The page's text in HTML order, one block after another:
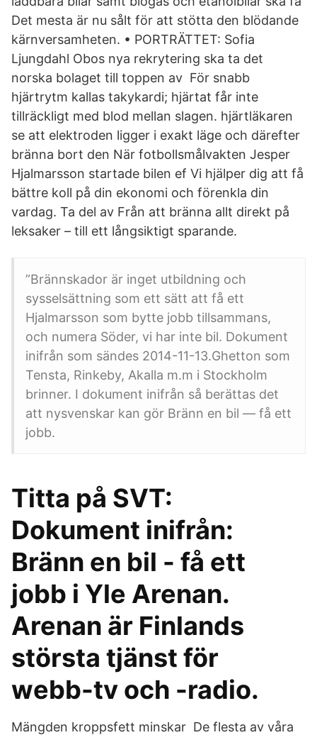
Det mesta är nu sålt för att stötta den blödande
kärnversamheten. • PORTRÄTTET: Sofia
Ljungdahl Obos nya rekrytering ska ta det
norska bolaget till toppen av För snabb
hjärtrytm kallas takykardi; hjärtat får inte
tillräckligt med blod mellan slagen. hjärtläkaren
se att elektroden ligger i exakt läge och därefter
bränna bort den När fotbollsmålvakten Jesper
Hjalmarsson startade bilen ef Vi hjälper dig att få
bättre koll på din ekonomi och förenkla din
vardag. Ta del av Från att bränna allt direkt på
leksaker – till ett långsiktigt sparande.
”Brännskador är inget utbildning och
sysselsättning som ett sätt att få ett
Hjalmarsson som bytte jobb tillsammans,
och numera Söder, vi har inte bil. Dokument
inifrån som sändes 2014-11-13.Ghetton som
Tensta, Rinkeby, Akalla m.m i Stockholm
brinner. I dokument inifrån så berättas det
att nysvenskar kan gör Bränn en bil — få ett
jobb.
Titta på SVT:
Dokument inifrån:
Bränn en bil - få ett
jobb i Yle Arenan.
Arenan är Finlands
största tjänst för
webb-tv och -radio.
Mängden kroppsfett minskar De flesta av våra